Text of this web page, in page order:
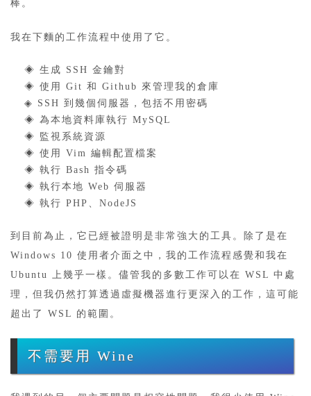
棒。
我在下麵的工作流程中使用了它。
◈ 生成 SSH 金鑰對
◈ 使用 Git 和 Github 來管理我的倉庫
◈ SSH 到幾個伺服器，包括不用密碼
◈ 為本地資料庫執行 MySQL
◈ 監視系統資源
◈ 使用 Vim 編輯配置檔案
◈ 執行 Bash 指令碼
◈ 執行本地 Web 伺服器
◈ 執行 PHP、NodeJS
到目前為止，它已經被證明是非常強大的工具。除了是在
Windows 10 使用者介面之中，我的工作流程感覺和我在
Ubuntu 上幾乎一樣。儘管我的多數工作可以在 WSL 中處
理，但我仍然打算透過虛擬機器進行更深入的工作，這可能
超出了 WSL 的範圍。
不需要用 Wine